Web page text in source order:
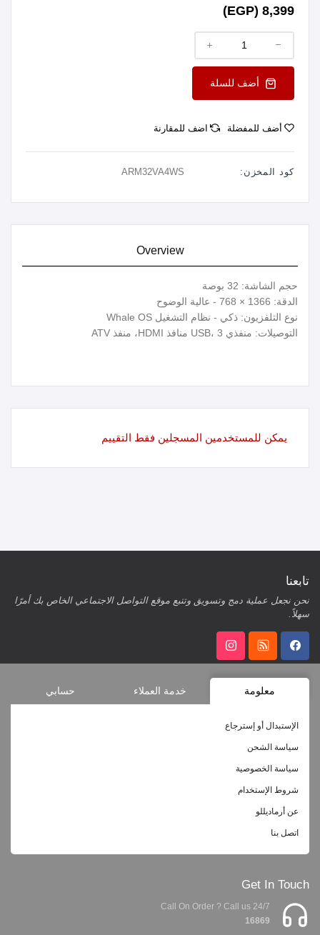
8,399 (EGP)
أضف للسلة
أضف للمفضلة اضف للمقارنة
كود المخزن: ARM32VA4WS
Overview
حجم الشاشة: 32 بوصة
الدقة: 1366 × 768 - عالية الوضوح
نوع التلفزيون: ذكي - نظام التشغيل Whale OS
التوصيلات: منفذي USB، 3 منافذ HDMI، منفذ ATV
يمكن للمستخدمين المسجلين فقط التقييم
تابعنا
نحن نجعل عملية دمج وتسويق وتتبع موقع التواصل الاجتماعي الخاص بك أمرًا
سهلاً.
معلومة خدمة العملاء حسابي
Get In Touch
Call On Order ? Call us 24/7
16869
الإستبدال أو إسترجاع
سياسة الشحن
سياسة الخصوصية
شروط الإستخدام
عن أرماديللو
اتصل بنا